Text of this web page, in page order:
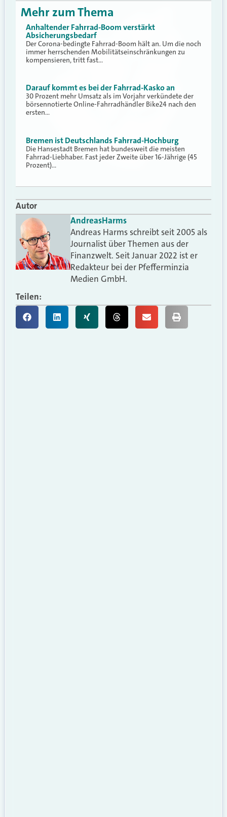
Mehr zum Thema
Anhaltender Fahrrad-Boom verstärkt
Absicherungsbedarf
Der Corona-bedingte Fahrrad-Boom hält an. Um die noch
immer herrschenden Mobilitätseinschränkungen zu
kompensieren, tritt fast…
Darauf kommt es bei der Fahrrad-Kasko an
30 Prozent mehr Umsatz als im Vorjahr verkündete der
börsennotierte Online-Fahrradhändler Bike24 nach den
ersten…
Bremen ist Deutschlands Fahrrad-Hochburg
Die Hansestadt Bremen hat bundesweit die meisten
Fahrrad-Liebhaber. Fast jeder Zweite über 16-Jährige (45
Prozent)…
Autor
AndreasHarms
Andreas Harms schreibt seit 2005 als
Journalist über Themen aus der
Finanzwelt. Seit Januar 2022 ist er
Redakteur bei der Pfefferminzia
Medien GmbH.
Teilen: